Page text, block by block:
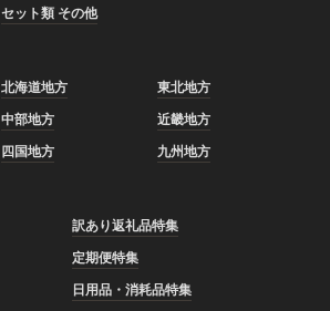
セット類 その他
北海道地方
東北地方
中部地方
近畿地方
四国地方 九州地方
訳あり返礼品特集
定期便特集
日用品・消耗品特集